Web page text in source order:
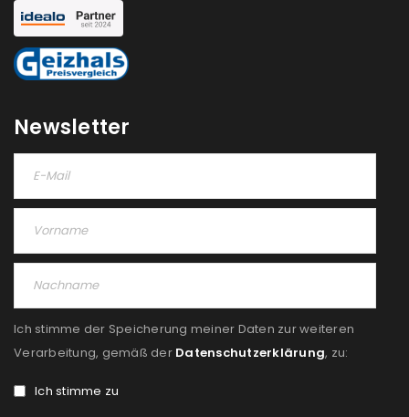
Newsletter
Ich stimme der Speicherung meiner Daten zur weiteren
Verarbeitung, gemäß der Datenschutzerklärung, zu:
Ich stimme zu